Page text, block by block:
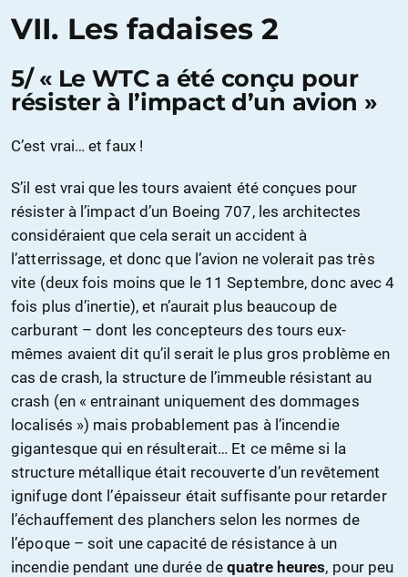
VII. Les fadaises 2
5/ « Le WTC a été conçu pour
résister à l’impact d’un avion »
C’est vrai… et faux !
S’il est vrai que les tours avaient été conçues pour
résister à l’impact d’un Boeing 707, les architectes
considéraient que cela serait un accident à
l’atterrissage, et donc que l’avion ne volerait pas très
vite (deux fois moins que le 11 Septembre, donc avec 4
fois plus d’inertie), et n’aurait plus beaucoup de
carburant – dont les concepteurs des tours eux-
mêmes avaient dit qu’il serait le plus gros problème en
cas de crash, la structure de l’immeuble résistant au
crash (en « entrainant uniquement des dommages
localisés ») mais probablement pas à l’incendie
gigantesque qui en résulterait… Et ce même si la
structure métallique était recouverte d’un revêtement
ignifuge dont l’épaisseur était suffisante pour retarder
l’échauffement des planchers selon les normes de
l’époque – soit une capacité de résistance à un
incendie pendant une durée dequatre heures, pour peu